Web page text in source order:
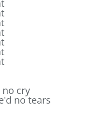
cry
no tears